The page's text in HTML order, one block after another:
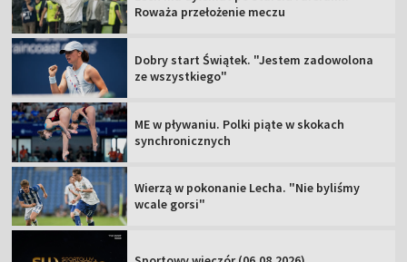
Roważa przełożenie meczu
Dobry start Świątek. "Jestem zadowolona
ze wszystkiego"
ME w pływaniu. Polki piąte w skokach
synchronicznych
Wierzą w pokonanie Lecha. "Nie byliśmy
wcale gorsi"